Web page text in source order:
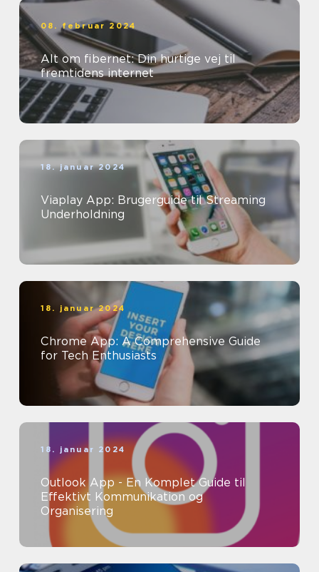
08. februar 2024
Alt om fibernet: Din hurtige vej til
fremtidens internet
18. januar 2024
Viaplay App: Brugerguide til Streaming
Underholdning
18. januar 2024
Chrome App: A Comprehensive Guide
for Tech Enthusiasts
18. januar 2024
Outlook App - En Komplet Guide til
Effektivt Kommunikation og
Organisering